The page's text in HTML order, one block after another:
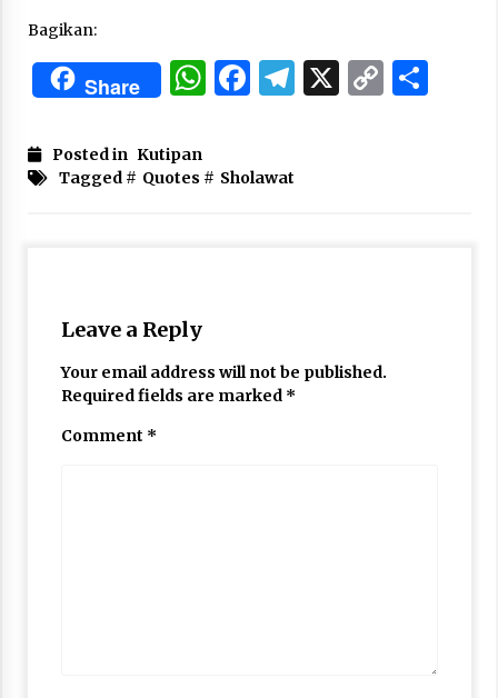
Said Muniruddin Latih Mental dan Spiritual 80
Siswa YPHC
3 months ago
Said Muniruddin Beri Pelatihan dan Motivasi
untuk 179 Guru Diniyah Disdikbud Kota Banda
Eksistensi Iran dalam Tiga Ayat: Memahami
Aliansi Yahudi dan Kristen dalam Dinamika
Nubuwwat
Bagikan:
Share WhatsApp
Facebook
Telegram
X Copy
Posted in Kutipan
Tagged # Quotes # Sholawat
Leave a Reply
Your email address will not be published.
Required fields are marked *
Comment *